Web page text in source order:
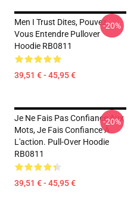
Men I Trust Dites, Pouvez-
Vous Entendre Pullover
Hoodie RB0811
39,51 € - 45,95 €
-20%
Je Ne Fais Pas Confiance Aux
Mots, Je Fais Confiance À
L'action. Pull-Over Hoodie
RB0811
39,51 € - 45,95 €
-20%